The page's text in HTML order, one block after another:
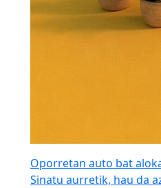
Oporretan auto bat
Sinatu aurretik, hau da